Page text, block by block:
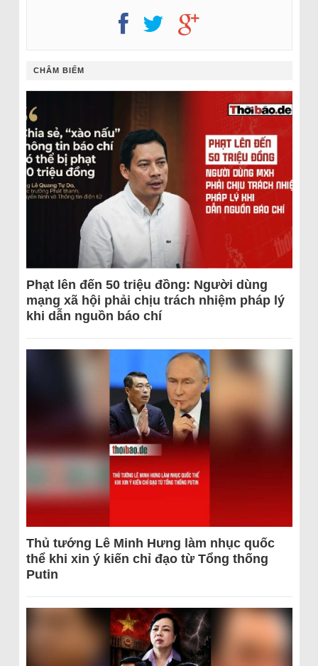
CHÂM BIẾM
Phạt lên đến 50 triệu đồng: Người dùng
mạng xã hội phải chịu trách nhiệm pháp lý
khi dẫn nguồn báo chí
Thủ tướng Lê Minh Hưng làm nhục quốc
thể khi xin ý kiến chỉ đạo từ Tổng thống
Putin